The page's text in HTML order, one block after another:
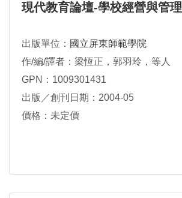
現代教育論壇-學校經營與管理
出版單位： 國立屏東師範學院
作/編/譯者：梁恆正，郭羽玲，等人
GPN：1009301431
出版／創刊日期：2004-05
價格：未定價